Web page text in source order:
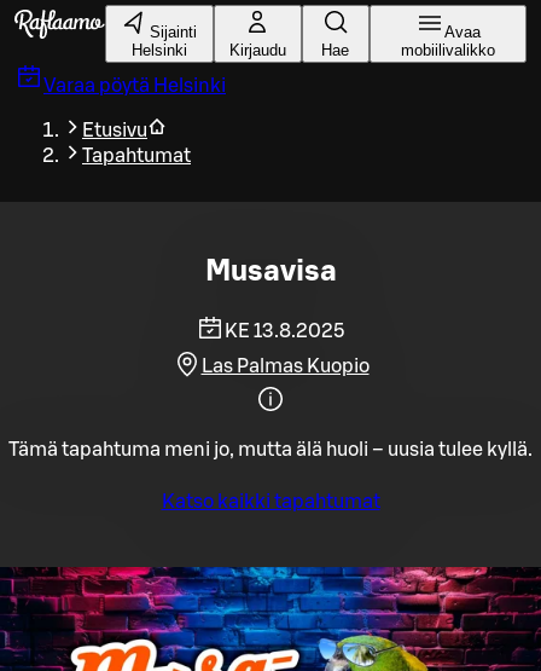
Siirry pääsisältöön
Sijainti
Helsinki
Kirjaudu Hae
Avaa
mobiilivalikko
Varaa pöytä Helsinki
Etusivu
Tapahtumat
Musavisa
KE 13.8.2025
Las Palmas Kuopio
Tämä tapahtuma meni jo, mutta älä huoli – uusia tulee kyllä.
Katso kaikki tapahtumat